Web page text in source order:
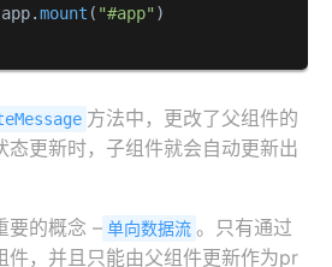
mount ( "#app"
方法中，更改了父组件的
态更新时，子组件就会自动更新出
要的概念 – 单向数据流 。只有通过
件，并且只能由父组件更新作为pr